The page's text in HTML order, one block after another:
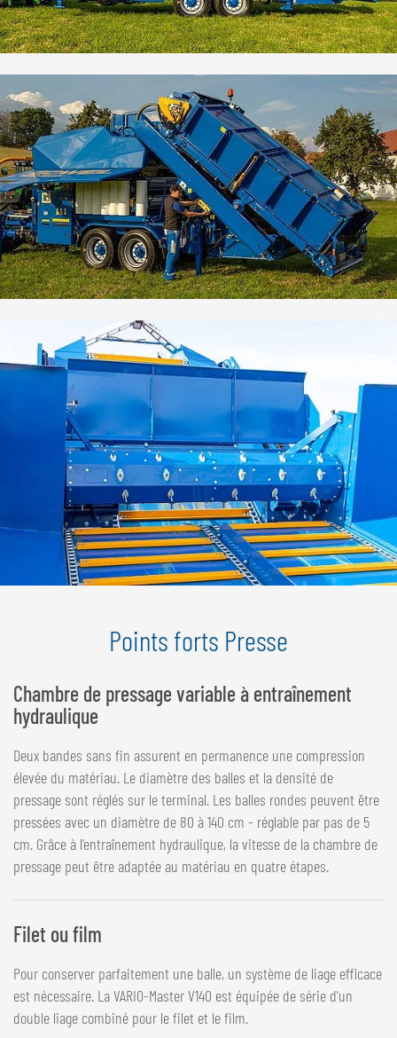
Points forts Presse
Chambre de pressage variable à entraînement
hydraulique
Deux bandes sans fin assurent en permanence une compression
élevée du matériau. Le diamètre des balles et la densité de
pressage sont réglés sur le terminal. Les balles rondes peuvent être
pressées avec un diamètre de 80 à 140 cm - réglable par pas de 5
cm. Grâce à l'entraînement hydraulique, la vitesse de la chambre de
pressage peut être adaptée au matériau en quatre étapes.
Filet ou film
Pour conserver parfaitement une balle, un système de liage efficace
est nécessaire. La VARIO-Master V140 est équipée de série d'un
double liage combiné pour le filet et le film.